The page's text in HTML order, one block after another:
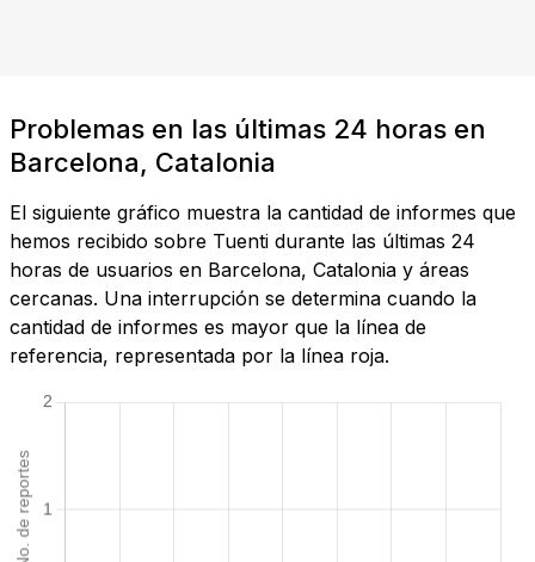
Problemas en las últimas 24 horas en
Barcelona, Catalonia
El siguiente gráfico muestra la cantidad de informes que
hemos recibido sobre Tuenti durante las últimas 24
horas de usuarios en Barcelona, Catalonia y áreas
cercanas. Una interrupción se determina cuando la
cantidad de informes es mayor que la línea de
referencia, representada por la línea roja.